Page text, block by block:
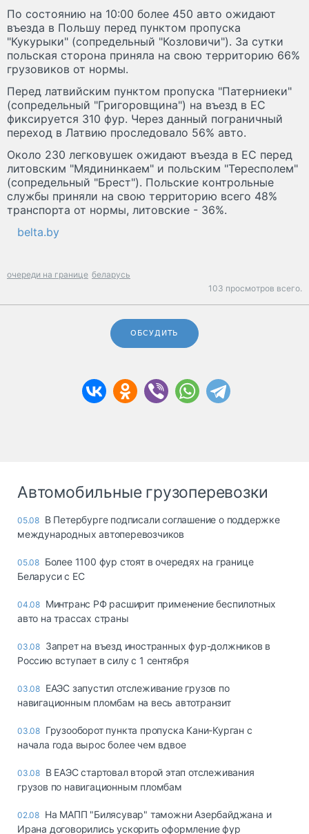
По состоянию на 10:00 более 450 авто ожидают
въезда в Польшу перед пунктом пропуска
"Кукурыки" (сопредельный "Козловичи"). За сутки
польская сторона приняла на свою территорию 66%
грузовиков от нормы.
Перед латвийским пунктом пропуска "Патерниеки"
(сопредельный "Григоровщина") на въезд в ЕС
фиксируется 310 фур. Через данный пограничный
переход в Латвию проследовало 56% авто.
Около 230 легковушек ожидают въезда в ЕС перед
литовским "Мядининкаем" и польским "Тересполем"
(сопредельный "Брест"). Польские контрольные
службы приняли на свою территорию всего 48%
транспорта от нормы, литовские - 36%.
belta.by
очереди на границе беларусь
103 просмотров всего.
ОБСУДИТЬ
Автомобильные грузоперевозки
05.08 В Петербурге подписали соглашение о поддержке
международных автоперевозчиков
05.08 Более 1100 фур стоят в очередях на границе
Беларуси с ЕС
04.08 Минтранс РФ расширит применение беспилотных
авто на трассах страны
03.08 Запрет на въезд иностранных фур-должников в
Россию вступает в силу с 1 сентября
03.08 ЕАЭС запустил отслеживание грузов по
навигационным пломбам на весь автотранзит
03.08 Грузооборот пункта пропуска Кани-Курган с
начала года вырос более чем вдвое
03.08 В ЕАЭС стартовал второй этап отслеживания
грузов по навигационным пломбам
02.08 На МАПП "Билясувар" таможни Азербайджана и
Ирана договорились ускорить оформление фур